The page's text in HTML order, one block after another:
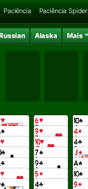
Paciência Paciência Spider
Alaska Mais